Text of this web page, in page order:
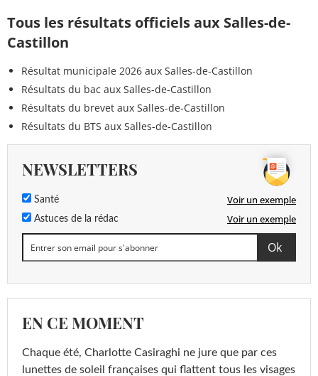
Tous les résultats officiels aux Salles-de-
Castillon
Résultat municipale 2026 aux Salles-de-Castillon
Résultats du bac aux Salles-de-Castillon
Résultats du brevet aux Salles-de-Castillon
Résultats du BTS aux Salles-de-Castillon
NEWSLETTERS
Santé Voir un exemple
Astuces de la rédac Voir un exemple
EN CE MOMENT
Chaque été, Charlotte Casiraghi ne jure que par ces
lunettes de soleil françaises qui flattent tous les visages